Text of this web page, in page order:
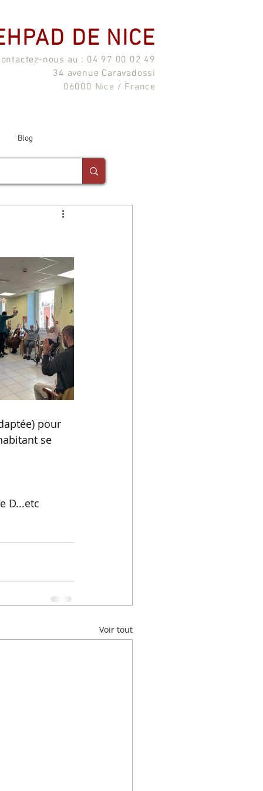
DE NICE
nous au : 04 97 00 02 49
34 avenue Caravadossi
06000 Nice / France
Blog
pour
se
D...etc
Voir tout